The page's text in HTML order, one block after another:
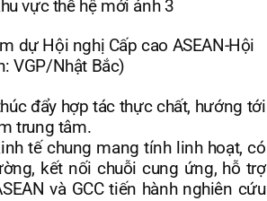
dự Hội nghị Cấp cao ASEAN-Hội
VGP/Nhật Bắc)
đẩy hợp tác thực chất, hướng tới
trung tâm.
tế chung mang tính linh hoạt, có
kết nối chuỗi cung ứng, hỗ trợ
và GCC tiến hành nghiên cứu